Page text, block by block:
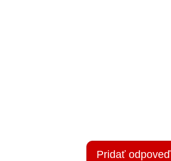
Pridať odpoveď